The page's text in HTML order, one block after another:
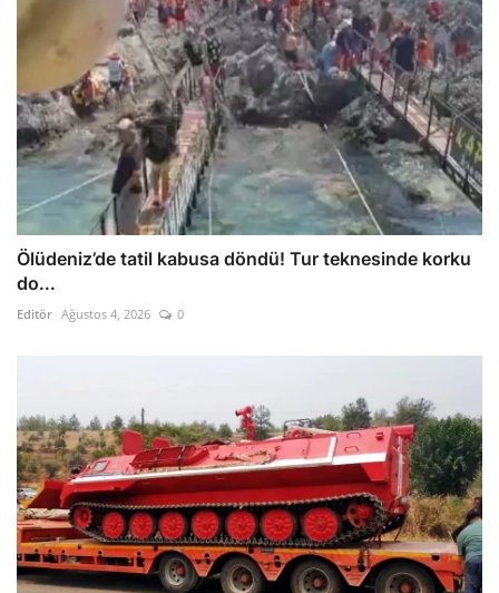
Ölüdeniz’de tatil kabusa döndü! Tur teknesinde korku
do...
Editör Ağustos 4, 2026 0